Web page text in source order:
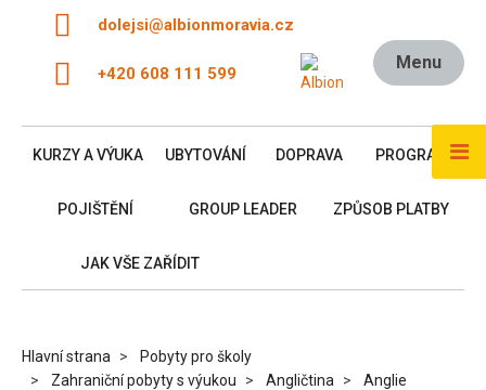
dolejsi@albionmoravia.cz
+420 608 111 599
Menu
KURZY A VÝUKA UBYTOVÁNÍ DOPRAVA PROGRAM
POJIŠTĚNÍ GROUP LEADER ZPŮSOB PLATBY
JAK VŠE ZAŘÍDIT
Hlavní strana
Pobyty pro školy
Zahraniční pobyty s výukou
Angličtina
Anglie